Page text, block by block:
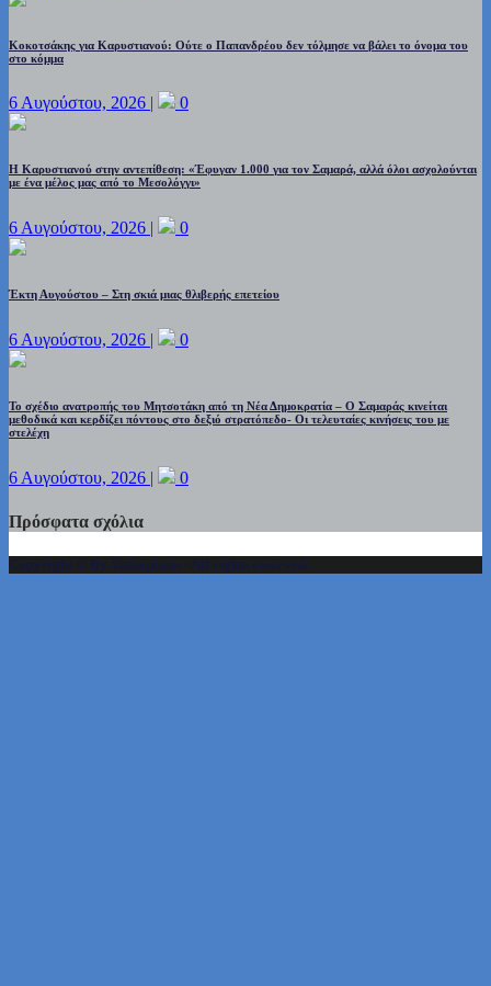
Κοκοτσάκης για Καρυστιανού: Ούτε ο Παπανδρέου δεν τόλμησε να βάλει το όνομα του
στο κόμμα
6 Αυγούστου, 2026 0
Η Καρυστιανού στην αντεπίθεση: «Έφυγαν 1.000 για τον Σαμαρά, αλλά όλοι ασχολούνται
με ένα μέλος μας από το Μεσολόγγι»
6 Αυγούστου, 2026 | 0
Έκτη Αυγούστου – Στη σκιά μιας θλιβερής επετείου
6 Αυγούστου, 2026 | 0
Το σχέδιο ανατροπής του Μητσοτάκη από τη Νέα Δημοκρατία – Ο Σαμαράς κινείται
μεθοδικά και κερδίζει πόντους στο δεξιό στρατόπεδο- Οι τελευταίες κινήσεις του με
στελέχη
6 Αυγούστου, 2026 | 0
Πρόσφατα σχόλια
Copyright © By Valueplusis - All rights reserved